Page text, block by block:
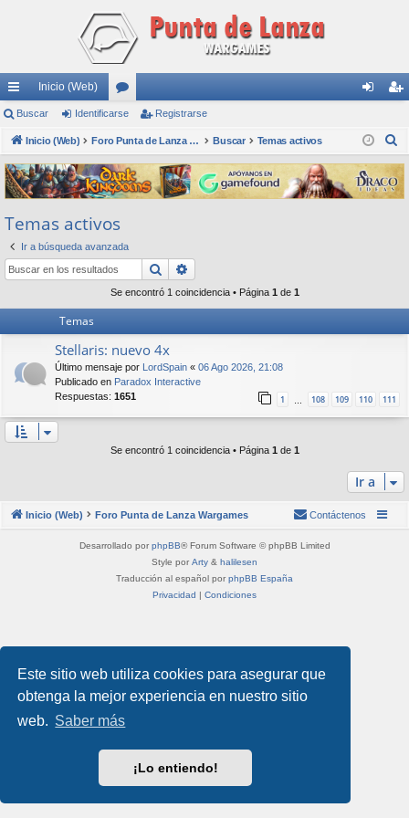
Este sitio web utiliza cookies para asegurar que
obtenga la mejor experiencia en nuestro sitio
web. Saber más
¡Lo entiendo!
nl
ac
es
rá
pi
do
s
Inicio (Web)
or
os nti
fic
ar
ist
ra
rs
Buscar Identificarse Registrarse
Inicio (Web) Foro Punta de Lanza Wargames Buscar Temas activos
s
c
Temas activos
Ir a búsqueda avanzada
Buscar
Se encontró 1 coincidencia • Página 1 de 1
Temas
Stellaris: nuevo 4x
Último mensaje por LordSpain « 06 Ago 2026, 21:08
Publicado en Paradox Interactive
Respuestas: 1651 1 108 109 110 111
Se encontró 1 coincidencia • Página 1 de 1
Ir a
Inicio (Web) Foro Punta de Lanza Wargames Contáctenos
Desarrollado por phpBB® Forum Software © phpBB Limited
Style por Arty & halilesen
Traducción al español por phpBB España
Privacidad | Condiciones